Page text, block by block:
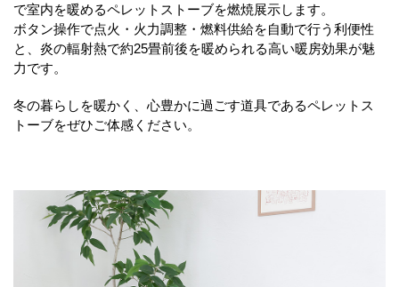
で室内を暖めるペレットストーブを燃焼展示します。
ボタン操作で点火・火力調整・燃料供給を自動で行う利便性
と、 炎の輻射熱で約25畳前後を暖められる高い暖房効果が魅
力です。
冬の暮らしを暖かく、 心豊かに過ごす道具であるペレットス
トーブをぜひご体感ください。